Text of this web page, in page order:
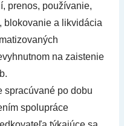
prenos, používanie,
blokovanie a likvidácia
na zaistenie
spracúvané po dobu
spolupráce